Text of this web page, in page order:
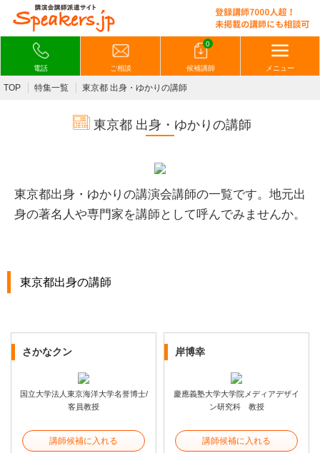
電話 ご相談
0
候補講師 メニュー
TOP 特集一覧 東京都 出身・ゆかりの講師
東京都 出身・ゆかりの講師
東京都出身・ゆかりの講演会講師の一覧です。 地元出
身の著名人や専門家を講師として呼んでみませんか。
東京都出身の講師
さかなクン
国立大学法人東京海洋大学名誉博士/
客員教授
講師候補に入れる
岸博幸
慶應義塾大学大学院メディアデザイ
ン研究科 教授
講師候補に入れる